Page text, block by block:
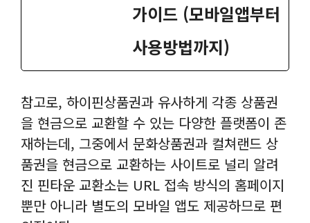
가이드 (모바일앱부터
사용방법까지)
참고로, 하이핀상품권과 유사하게 각종 상품권
을 현금으로 교환할 수 있는 다양한 플랫폼이 존
재하는데, 그중에서 문화상품권과 컬쳐랜드 상
품권을 현금으로 교환하는 사이트로 널리 알려
진 핀타운 교환소는 URL 접속 방식의 홈페이지
뿐만 아니라 별도의 모바일 앱도 제공하므로 편